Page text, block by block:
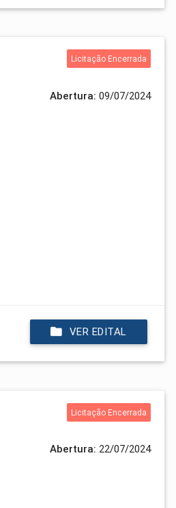
Licitação Encerrada
Abertura: 09/07/2024
VER EDITAL
Licitação Encerrada
Abertura: 22/07/2024